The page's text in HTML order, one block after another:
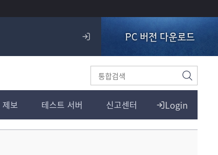
로
PC 버전 다운로드
검
색
Login
보 테스트 서버 신고센터